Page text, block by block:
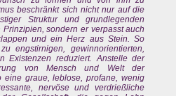
beschränkt sich nicht nur auf die
Struktur und grundlegenden
sondern er verpasst auch
und ein Herz aus Stein. So
engstirnigen, gewinnorientierten,
Existenzen reduziert. Anstelle der
von Mensch und Welt der
eine graue, leblose, profane, wenig
nervöse und verdrießliche